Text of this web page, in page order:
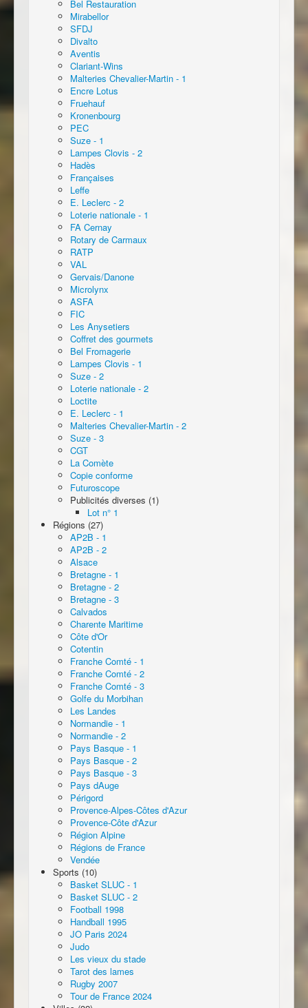
Bel Restauration
Mirabellor
SFDJ
Divalto
Aventis
Clariant-Wins
Malteries Chevalier-Martin - 1
Encre Lotus
Fruehauf
Kronenbourg
PEC
Suze - 1
Lampes Clovis - 2
Hadès
Françaises
Leffe
E. Leclerc - 2
Loterie nationale - 1
FA Cernay
Rotary de Carmaux
RATP
VAL
Gervais/Danone
Microlynx
ASFA
FIC
Les Anysetiers
Coffret des gourmets
Bel Fromagerie
Lampes Clovis - 1
Suze - 2
Loterie nationale - 2
Loctite
E. Leclerc - 1
Malteries Chevalier-Martin - 2
Suze - 3
CGT
La Comète
Copie conforme
Futuroscope
Publicités diverses (1)
Lot n° 1
Régions (27)
AP2B - 1
AP2B - 2
Alsace
Bretagne - 1
Bretagne - 2
Bretagne - 3
Calvados
Charente Maritime
Côte d'Or
Cotentin
Franche Comté - 1
Franche Comté - 2
Franche Comté - 3
Golfe du Morbihan
Les Landes
Normandie - 1
Normandie - 2
Pays Basque - 1
Pays Basque - 2
Pays Basque - 3
Pays dAuge
Périgord
Provence-Alpes-Côtes d'Azur
Provence-Côte d'Azur
Région Alpine
Régions de France
Vendée
Sports (10)
Basket SLUC - 1
Basket SLUC - 2
Football 1998
Handball 1995
JO Paris 2024
Judo
Les vieux du stade
Tarot des lames
Rugby 2007
Tour de France 2024